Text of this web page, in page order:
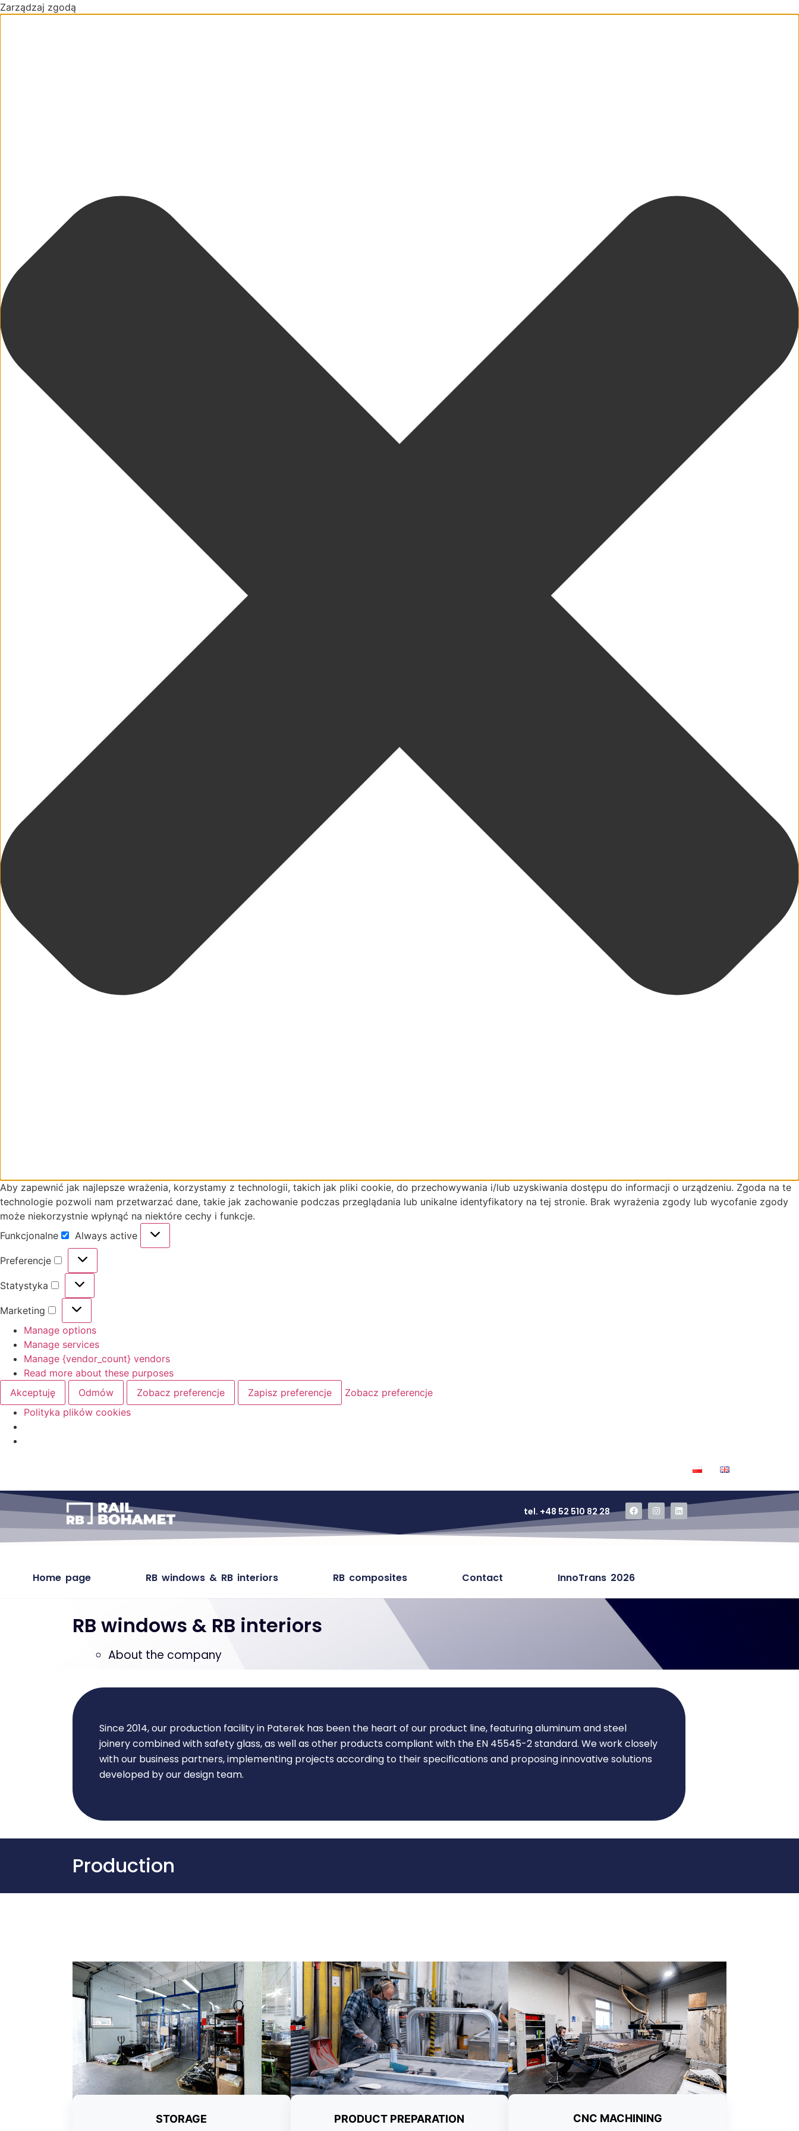
Zarządzaj zgodą
Aby zapewnić jak najlepsze wrażenia, korzystamy z technologii, takich jak pliki cookie, do przechowywania i/lub uzyskiwania dostępu do informacji o urządzeniu. Zgoda na te
technologie pozwoli nam przetwarzać dane, takie jak zachowanie podczas przeglądania lub unikalne identyfikatory na tej stronie. Brak wyrażenia zgody lub wycofanie zgody
może niekorzystnie wpłynąć na niektóre cechy i funkcje.
Funkcjonalne
Always active
Preferencje
Statystyka
Marketing
Manage options
Manage services
Manage {vendor_count} vendors
Read more about these purposes
Akceptuję
Odmów Zobacz preferencje Zapisz preferencje
Zobacz preferencje
Polityka plików cookies
tel. +48 52 510 82 28
Home page RB windows & RB interiors RB composites Contact InnoTrans 2026
RB windows & RB interiors
About the company
Since 2014, our production facility in Paterek has been the heart of our product line, featuring aluminum and steel
joinery combined with safety glass, as well as other products compliant with the EN 45545-2 standard. We work closely
with our business partners, implementing projects according to their specifications and proposing innovative solutions
developed by our design team.
Production
STORAGE PRODUCT PREPARATION CNC MACHINING